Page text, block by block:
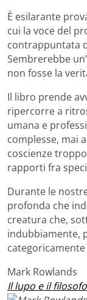
È esilarante
cui la voce del
contrappuntata
Sembrerebbe
non fosse la
Il libro prende
ripercorre a
umana e
complesse, mai
coscienze
rapporti fra
Durante le
profonda che
creatura che,
indubbiamente,
Mark Rowlands
Il lupo e il filosofo